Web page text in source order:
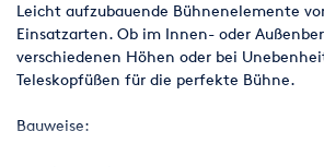
Leicht aufzubauende Bühnenelemente
Einsatzarten. Ob im Innen- oder
verschiedenen Höhen oder bei
Teleskopfüßen für die perfekte Bühne.
Bauweise: